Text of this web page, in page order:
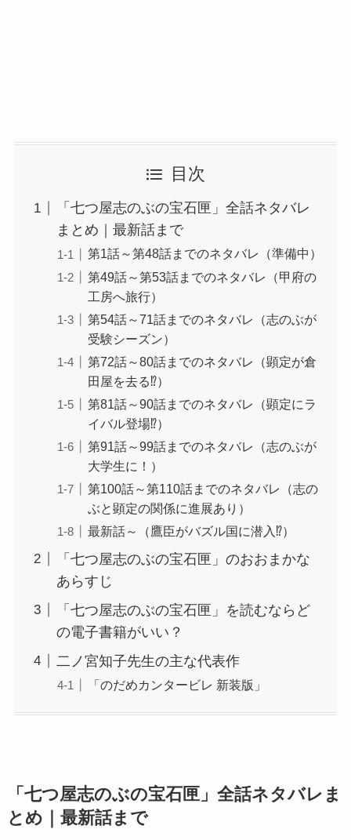
目次
「七つ屋志のぶの宝石匣」全話ネタバレ
まとめ｜最新話まで
第1話～第48話までのネタバレ（準備中）
第49話～第53話までのネタバレ（甲府の
工房へ旅行）
第54話～71話までのネタバレ（志のぶが
受験シーズン）
第72話～80話までのネタバレ（顕定が倉
田屋を去る⁉）
第81話～90話までのネタバレ（顕定にラ
イバル登場⁉）
第91話～99話までのネタバレ（志のぶが
大学生に！）
第100話～第110話までのネタバレ（志の
ぶと顕定の関係に進展あり）
最新話～（鷹臣がバズル国に潜入⁉）
「七つ屋志のぶの宝石匣」のおおまかな
あらすじ
「七つ屋志のぶの宝石匣」を読むならど
の電子書籍がいい？
二ノ宮知子先生の主な代表作
「のだめカンタービレ 新装版」
「七つ屋志のぶの宝石匣」全話ネタバレま
とめ｜最新話まで